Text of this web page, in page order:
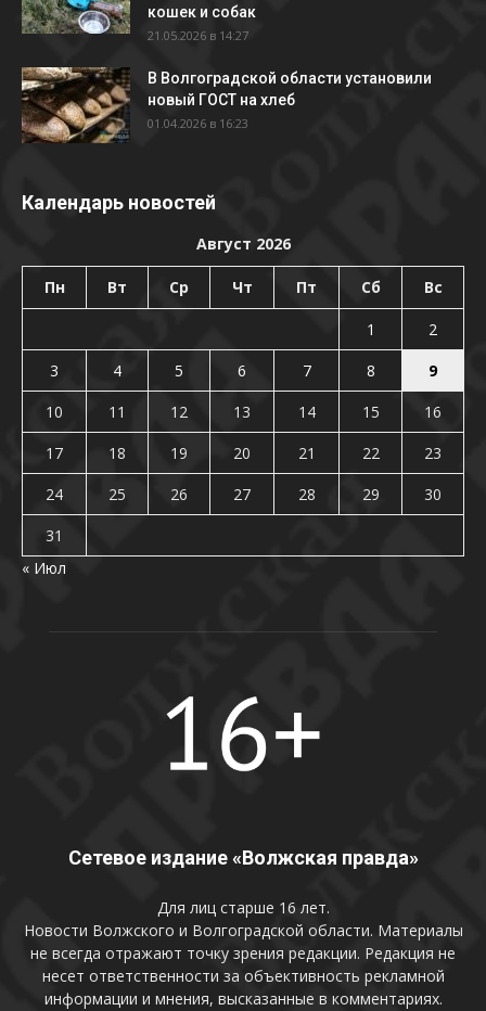
кошек и собак
21.05.2026 в 14:27
В Волгоградской области установили
новый ГОСТ на хлеб
01.04.2026 в 16:23
Календарь новостей
Август 2026
Пн Вт Ср Чт Пт Сб Вс
1
2
3
4 5 6 7 8
9
10
11 12 13 14 15
16
17
18 19 20 21 22
23
24
25 26 27 28 29
30
31
« Июл
Сетевое издание «Волжская правда»
Для лиц старше 16 лет.
Новости Волжского и Волгоградской области. Материалы
не всегда отражают точку зрения редакции. Редакция не
несет ответственности за объективность рекламной
информации и мнения, высказанные в комментариях.